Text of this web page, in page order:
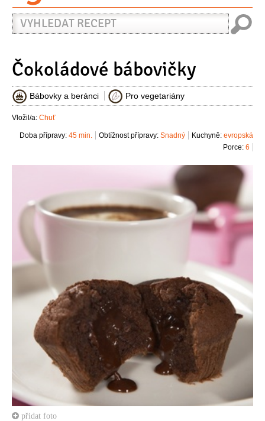
Vyhledat
recept
Čokoládové bábovičky
Bábovky a beránci Pro vegetariány
Vložil/a: Chuť
Kuchyně: evropská
Obtížnost přípravy: Snadný
Doba přípravy: 45 min.
Porce: 6
přidat foto